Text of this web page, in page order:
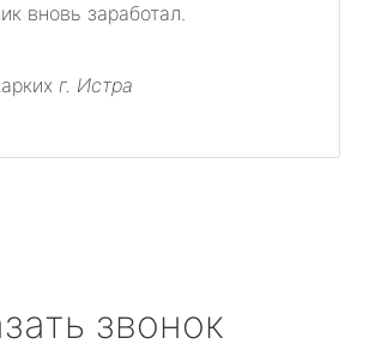
вновь заработал.
г. Истра
звонок